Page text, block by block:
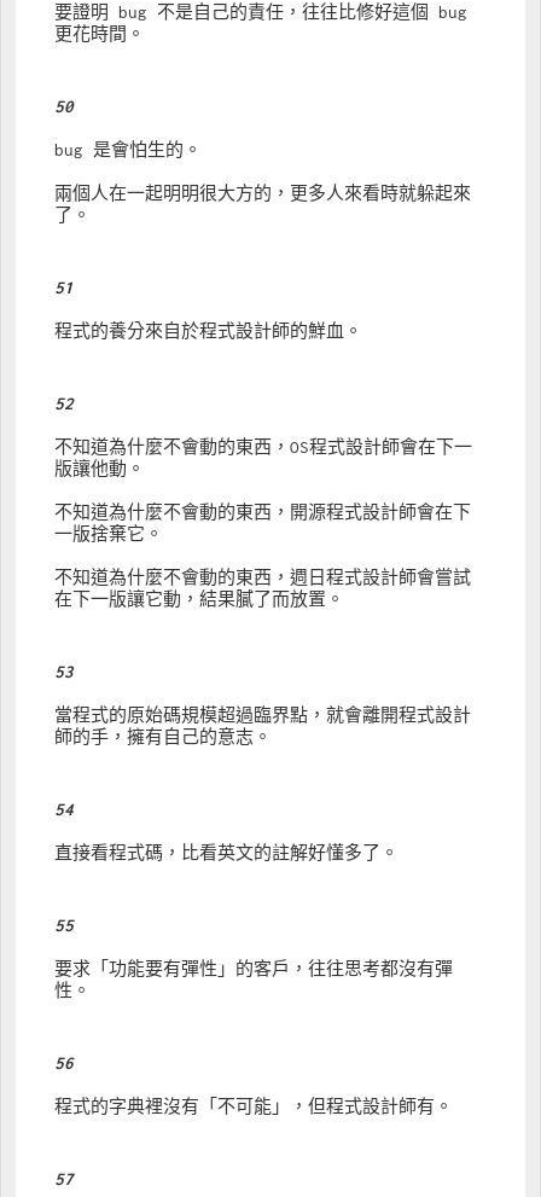
要證明 bug 不是自己的責任，往往比修好這個 bug
更花時間。
50
bug 是會怕生的。
兩個人在一起明明很大方的，更多人來看時就躲起來
了。
51
程式的養分來自於程式設計師的鮮血。
52
不知道為什麼不會動的東西，OS程式設計師會在下一
版讓他動。
不知道為什麼不會動的東西，開源程式設計師會在下
一版捨棄它。
不知道為什麼不會動的東西，週日程式設計師會嘗試
在下一版讓它動，結果膩了而放置。
53
當程式的原始碼規模超過臨界點，就會離開程式設計
師的手，擁有自己的意志。
54
直接看程式碼，比看英文的註解好懂多了。
55
要求「功能要有彈性」的客戶，往往思考都沒有彈
性。
56
程式的字典裡沒有「不可能」，但程式設計師有。
57